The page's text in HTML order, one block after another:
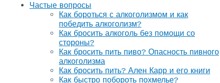
Частые вопросы
Как бороться с алкоголизмом и как
победить алкоголизм?
Как бросить алкоголь без помощи со
стороны?
Как бросить пить пиво? Опасность пивного
алкоголизма
Как бросить пить? Ален Карр и его книги
Как быстро побороть похмелье?